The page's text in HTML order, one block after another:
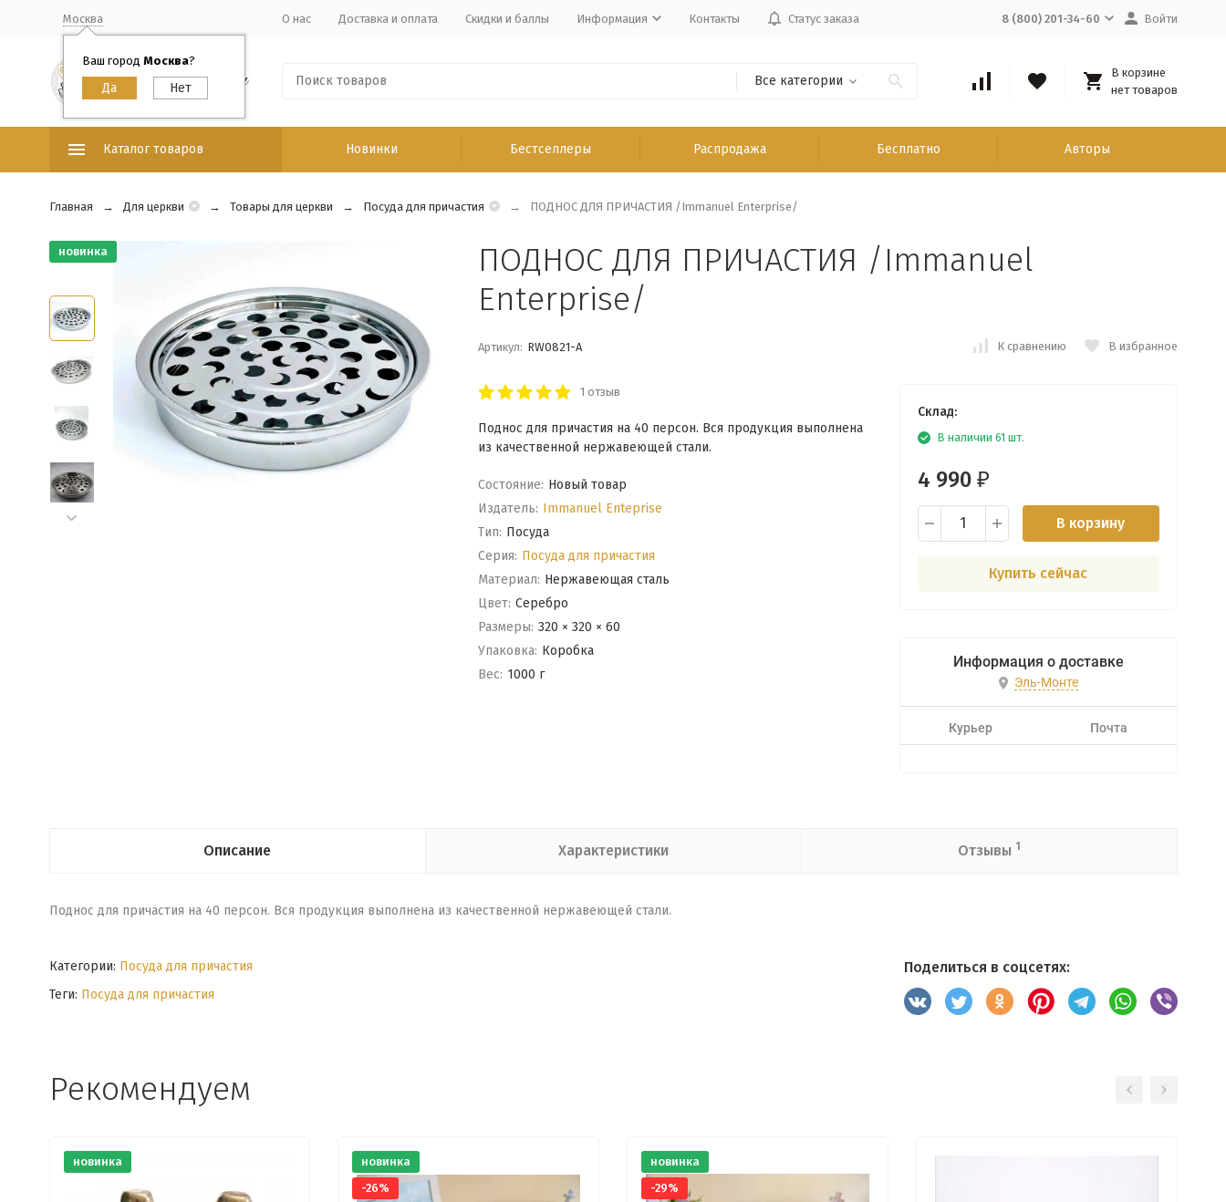
Москва
Ваш город Москва?
О нас Доставка и оплата Скидки и баллы Информация Контакты Статус заказа 8 (800) 201-34-60 Войти
Все категории
В корзине
нет товаров
Каталог товаров Новинки Бестселлеры Распродажа Бесплатно Авторы
Главная Для церкви Товары для церкви Посуда для причастия ПОДНОС ДЛЯ ПРИЧАСТИЯ /Immanuel Enterprise/
новинка
ПОДНОС ДЛЯ ПРИЧАСТИЯ /Immanuel
Enterprise/
Артикул: RW0821-A К сравнению В избранное
1 отзыв
Поднос для причастия на 40 персон. Вся продукция выполнена
из качественной нержавеющей стали.
Состояние: Новый товар
Издатель: Immanuel Enteprise
Тип: Посуда
Серия: Посуда для причастия
Материал: Нержавеющая сталь
Цвет: Серебро
Размеры: 320 × 320 × 60
Упаковка: Коробка
Вес: 1000 г
Склад:
В наличии 61 шт.
4 990 ₽
В корзину
Купить сейчас
Информация о доставке
Эль-Монте
Курьер Почта
Описание Характеристики Отзывы 1
Поднос для причастия на 40 персон. Вся продукция выполнена из качественной нержавеющей стали.
Категории: Посуда для причастия
Теги: Посуда для причастия
Поделиться в соцсетях:
Рекомендуем
новинка
новинка
-26%
новинка
-29%